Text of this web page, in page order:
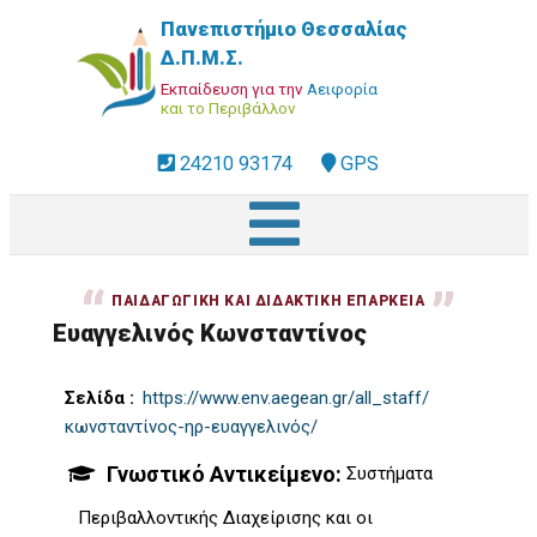
Πανεπιστήμιο Θεσσαλίας
Δ.Π.Μ.Σ.
Εκπαίδευση για την Αειφορία
και το Περιβάλλον
fa-
square
dropdown
24210 93174 address
GPS
ΠΑΙΔΑΓΩΓΙΚΉ ΚΑΙ ΔΙΔΑΚΤΙΚΉ ΕΠΆΡΚΕΙΑ
Ευαγγελινός Κωνσταντίνος
Σελίδα
https://www.env.aegean.gr/all_staff/
κωνσταντίνος-ηρ-ευαγγελινός/
Γνωστικό Αντικείμενο Συστήματα
Περιβαλλοντικής Διαχείρισης και οι